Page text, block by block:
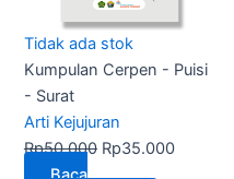
Tidak ada stok
Kumpulan Cerpen - Puisi
- Surat
Arti Kejujuran
Rp50.000 Rp35.000
Baca